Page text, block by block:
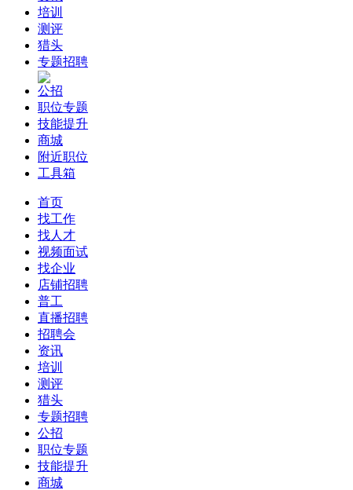
培训
测评
猎头
专题招聘
公招
职位专题
技能提升
商城
附近职位
工具箱
首页
找工作
找人才
视频面试
找企业
店铺招聘
普工
直播招聘
招聘会
资讯
培训
测评
猎头
专题招聘
公招
职位专题
技能提升
商城